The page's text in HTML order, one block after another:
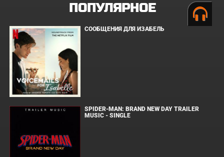
ПОПУЛЯРНОЕ
СООБЩЕНИЯ ДЛЯ ИЗАБЕЛЬ
SPIDER-MAN: BRAND NEW DAY TRAILER
MUSIC - SINGLE